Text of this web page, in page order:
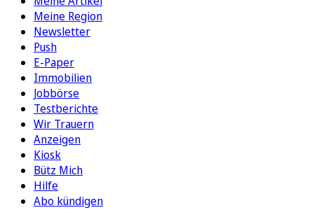
Meine Region
Newsletter
Push
E-Paper
Immobilien
Jobbörse
Testberichte
Wir Trauern
Anzeigen
Kiosk
Bütz Mich
Hilfe
Abo kündigen